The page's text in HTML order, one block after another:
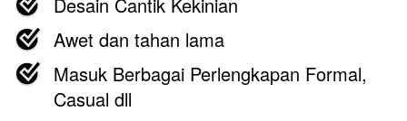
Awet dan tahan lama
Masuk Berbagai Perlengkapan Formal,
Casual dll